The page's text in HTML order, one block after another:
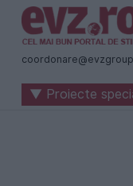
Știri
naționale
internaționale
▼ Proiecte